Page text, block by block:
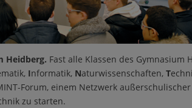
Heidberg. Fast alle Klassen des
Informatik, Naturwissenschaften, T
Forum, einem Netzwerk
zu starten.